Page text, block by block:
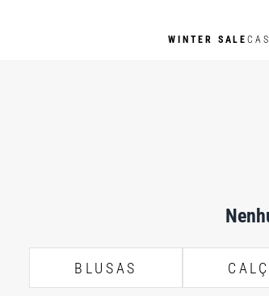
WINTER SALE
BLUSAS